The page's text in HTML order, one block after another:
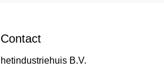
Contact
hetindustriehuis B.V.